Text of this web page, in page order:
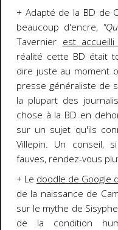
+ Adapté de la BD de
beaucoup d'encre,
Tavernier est
réalité cette BD était
dire juste au moment
presse généraliste de
la plupart des
chose à la BD en
sur un sujet qu'ils
Villepin. Un conseil,
fauves, rendez-vous
+ Le doodle de Google
de la naissance de
sur le mythe de
de la condition